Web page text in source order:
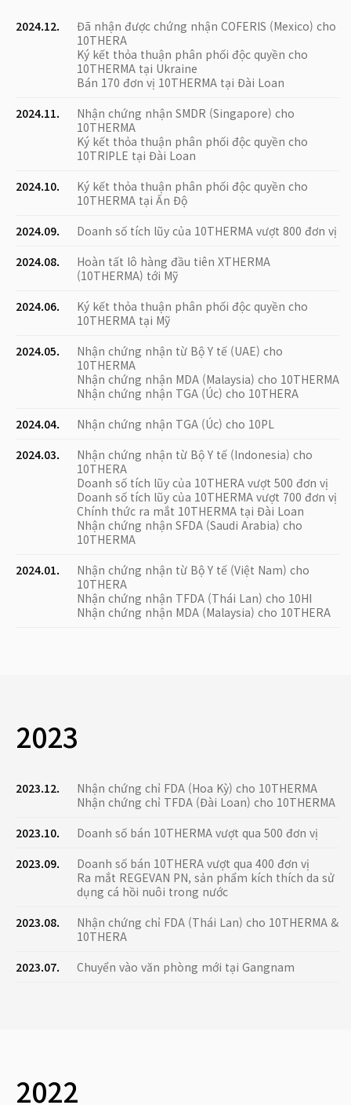
2024.12.
Đã nhận được chứng nhận COFERIS (Mexico) cho
10THERA
Ký kết thỏa thuận phân phối độc quyền cho
10THERMA tại Ukraine
Bán 170 đơn vị 10THERMA tại Đài Loan
2024.11.
Nhận chứng nhận SMDR (Singapore) cho
10THERMA
Ký kết thỏa thuận phân phối độc quyền cho
10TRIPLE tại Đài Loan
2024.10.
Ký kết thỏa thuận phân phối độc quyền cho
10THERMA tại Ấn Độ
2024.09.
Doanh số tích lũy của 10THERMA vượt 800 đơn vị
2024.08.
Hoàn tất lô hàng đầu tiên XTHERMA
(10THERMA) tới Mỹ
2024.06.
Ký kết thỏa thuận phân phối độc quyền cho
10THERMA tại Mỹ
2024.05.
Nhận chứng nhận từ Bộ Y tế (UAE) cho
10THERMA
Nhận chứng nhận MDA (Malaysia) cho 10THERMA
Nhận chứng nhận TGA (Úc) cho 10THERA
2024.04.
Nhận chứng nhận TGA (Úc) cho 10PL
2024.03.
Nhận chứng nhận từ Bộ Y tế (Indonesia) cho
10THERA
Doanh số tích lũy của 10THERA vượt 500 đơn vị
Doanh số tích lũy của 10THERMA vượt 700 đơn vị
Chính thức ra mắt 10THERMA tại Đài Loan
Nhận chứng nhận SFDA (Saudi Arabia) cho
10THERMA
2024.01.
Nhận chứng nhận từ Bộ Y tế (Việt Nam) cho
10THERA
Nhận chứng nhận TFDA (Thái Lan) cho 10HI
Nhận chứng nhận MDA (Malaysia) cho 10THERA
2023
2023.12.
Nhận chứng chỉ FDA (Hoa Kỳ) cho 10THERMA
Nhận chứng chỉ TFDA (Đài Loan) cho 10THERMA
2023.10.
Doanh số bán 10THERMA vượt qua 500 đơn vị
2023.09.
Doanh số bán 10THERA vượt qua 400 đơn vị
Ra mắt REGEVAN PN, sản phẩm kích thích da sử
dụng cá hồi nuôi trong nước
2023.08.
Nhận chứng chỉ FDA (Thái Lan) cho 10THERMA &
10THERA
2023.07.
Chuyển vào văn phòng mới tại Gangnam
2022